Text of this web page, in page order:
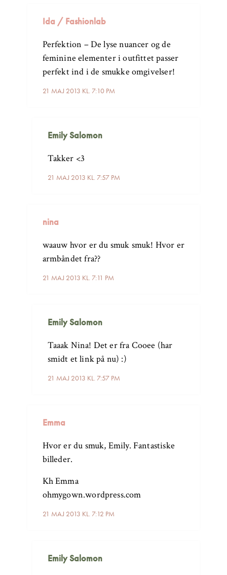
Ida / Fashionlab
21 MAJ 2013 KL. 7:10 PM
Perfektion – De lyse nuancer og de
feminine elementer i outfittet passer
perfekt ind i de smukke omgivelser!
Emily Salomon
21 MAJ 2013 KL. 7:57 PM
Takker <3
nina
21 MAJ 2013 KL. 7:11 PM
waauw hvor er du smuk smuk! Hvor er
armbåndet fra??
Emily Salomon
21 MAJ 2013 KL. 7:57 PM
Taaak Nina! Det er fra Cooee (har
smidt et link på nu) :)
Emma
21 MAJ 2013 KL. 7:12 PM
Hvor er du smuk, Emily. Fantastiske
billeder.
Kh Emma
ohmygown.wordpress.com
Emily Salomon